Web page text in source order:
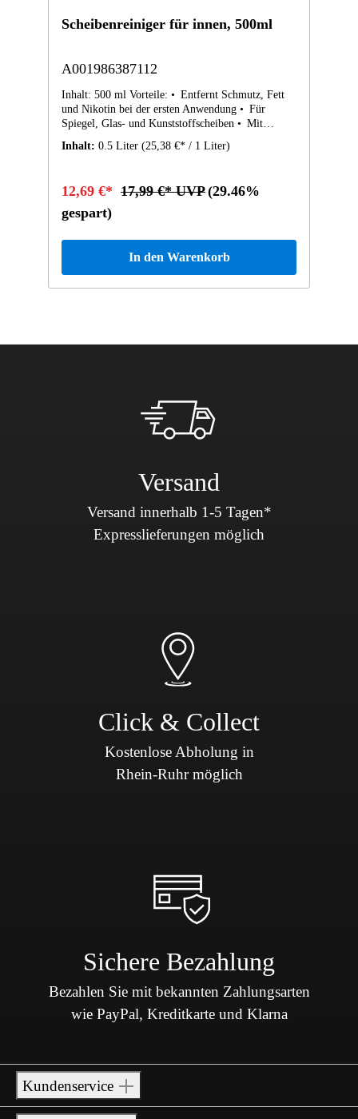
Scheibenreiniger für innen, 500ml
A001986387112
Inhalt: 500 ml Vorteile: • Entfernt Schmutz, Fett
und Nikotin bei der ersten Anwendung • Für
Spiegel, Glas- und Kunststoffscheiben • Mit
praktischen PumpsprüherWir empfehlen die
Sicherheitsdatenblatt
Inhalt: 0.5 Liter (25,38 €* / 1 Liter)
12,69 €* 17,99 €* UVP(29.46%
gespart)
In den Warenkorb
Versand
Versand innerhalb 1-5 Tagen*
Expresslieferungen möglich
Click & Collect
Kostenlose Abholung in
Rhein-Ruhr möglich
Sichere Bezahlung
Bezahlen Sie mit bekannten Zahlungsarten
wie PayPal, Kreditkarte und Klarna
Kundenservice